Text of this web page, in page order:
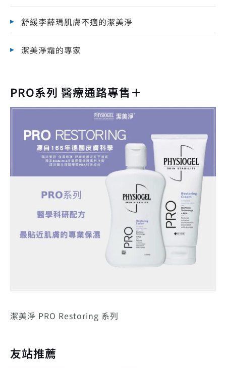
舒緩李薛瑪肌膚不適的潔美淨
潔美淨霜的專家
PRO系列 醫療通路專售＋
潔美淨 PRO Restoring 系列
友站推薦